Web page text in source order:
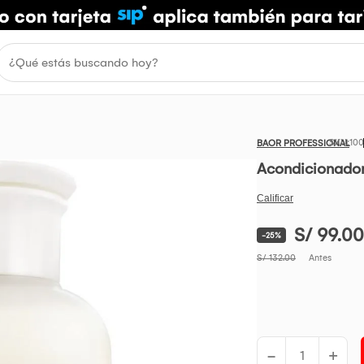
BAOR PROFESSIONAL
-25% S/ 99.00
S/ 132.00 Antes
- +